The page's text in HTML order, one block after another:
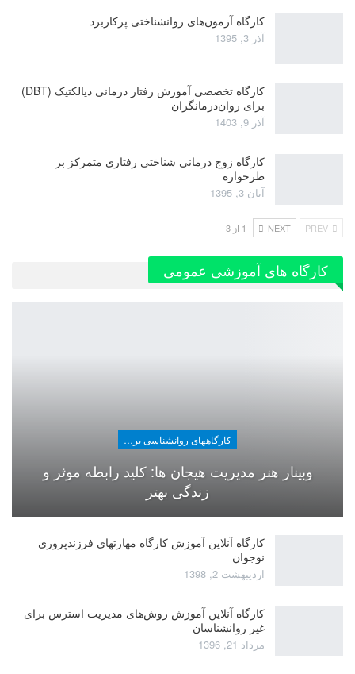
کارگاه آزمون‌های روانشناختی پرکاربرد
آذر 3, 1395
کارگاه تخصصی آموزش رفتار درمانی دیالکتیک (DBT)
برای روان‌درمانگران
آذر 9, 1403
کارگاه زوج‌ درمانی شناختی رفتاری متمرکز بر
طرحواره
آبان 3, 1395
NEXT 1 از 3
کارگاه های آموزشی عمومی
کارگاههای روانشناسی برای عموم
وبینار هنر مدیریت هیجان ها: کلید رابطه موثر و
زندگی بهتر
کارگاه آنلاین آموزش کارگاه مهارتهای فرزندپروری
نوجوان
اردیبهشت 2, 1398
کارگاه آنلاین آموزش روش‌های مدیریت استرس برای
غیر روانشناسان
مرداد 21, 1396